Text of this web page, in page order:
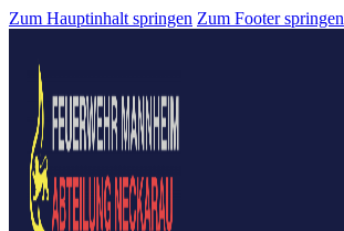
Zum Hauptinhalt springen Zum Footer springen